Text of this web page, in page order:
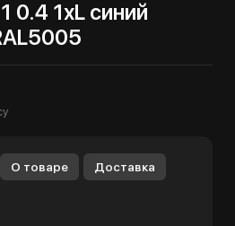
0.4 1хL синий
О товаре Доставка